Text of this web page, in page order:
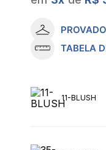
TABELA
11-BLUSH